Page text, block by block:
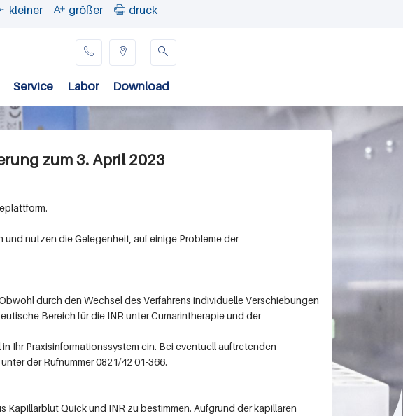
kleiner  größer  druck

Service Labor Download
 
zum 3. April 2023
nutzen die Gelegenheit, auf einige Probleme der
durch den Wechsel des Verfahrens individuelle Verschiebungen
Bereich für die INR unter Cumarintherapie und der
Ihr Praxisinformationssystem ein. Bei eventuell auftretenden
der Rufnummer 0821/42 01-366.
Quick und INR zu bestimmen. Aufgrund der kapillären